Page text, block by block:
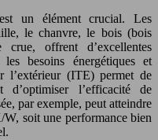
un élément crucial. Les
le chanvre, le bois (bois
offrent d’excellentes
les besoins énergétiques et
l’extérieur (ITE) permet de
d’optimiser l’efficacité de
par exemple, peut atteindre
soit une performance bien